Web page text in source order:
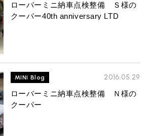
よりも高い理由
されたお客様の声
定依頼
取査定依頼
ナンス
ンテナンス
ブログ＆メディア
タッフブログ
購入者様の声
ッジ
レッジ
いて
ローバーミニ納車点検整備 Ｓ様の
クーパー40th anniversary LTD
MINI Blog
2016.05.29
ローバーミニ納車点検整備 Ｎ様の
クーパー